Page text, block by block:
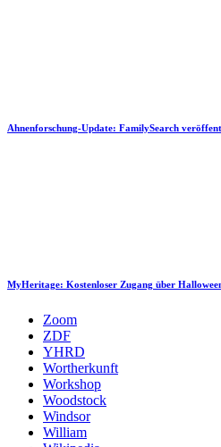
Ahnenforschung-Update: FamilySearch
MyHeritage: Kostenloser Zugang über
Zoom
ZDF
YHRD
Wortherkunft
Workshop
Woodstock
Windsor
William